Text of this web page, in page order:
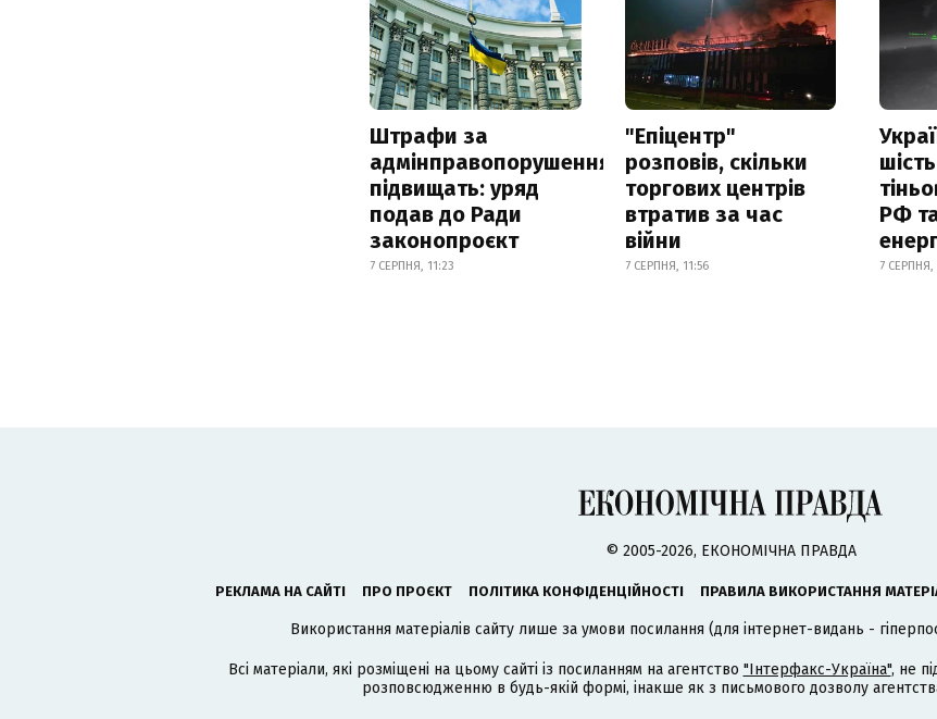
Штрафи за
адмінправопорушення
підвищать: уряд
подав до Ради
законопроєкт
7 СЕРПНЯ, 11:23
"Епіцентр"
розповів, скільки
торгових центрів
втратив за час
війни
7 СЕРПНЯ, 11:56
РФ
7 СЕРПНЯ,
© 2005-2026, ЕКОНОМІЧНА ПРАВДА
РЕКЛАМА НА САЙТІ ПРО ПРОЄКТ ПОЛІТИКА КОНФІДЕНЦІЙНОСТІ ПРАВИЛА ВИКОРИСТАННЯ
Використання матеріалів сайту лише за умови посилання (для інтернет-видань -
Всі матеріали, які розміщені на цьому сайті із посиланням на агентство "Інтерфакс-Україна", не
розповсюдженню в будь-якій формі, інакше як з письмового дозволу